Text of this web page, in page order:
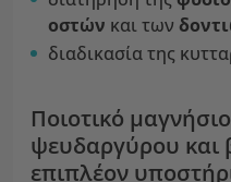
οστών και των
διαδικασία της
Ποιοτικό
ψευδαργύρου και
επιπλέον